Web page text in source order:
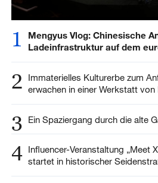
1
Mengyus Vlog: Chinesische
Ladeinfrastruktur auf dem
2
Immaterielles Kulturerbe zum
erwachen in einer Werkstatt von
3 Ein Spaziergang durch die alte
4 Influencer-Veranstaltung „Meet
startet in historischer